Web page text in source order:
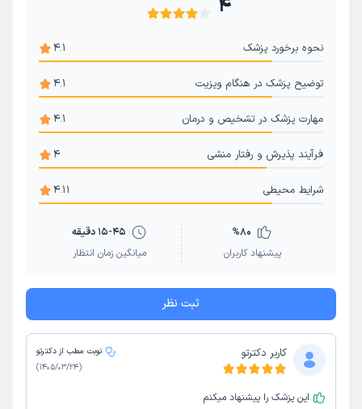
4
نحوه برخورد پزشک 4.1
توضیح پزشک در هنگام ویزیت 4.1
مهارت پزشک در تشخیص و درمان 4.1
فرآیند پذیرش و رفتار منشی 4
شرایط محیطی 4.11
%80
پیشنهاد کاربران
15-45 دقیقه
میانگین زمان انتظار
ثبت نظر
کاربر دکترتو
نوبت مطب از دکترتو
(
1405/03/24
)
این پزشک را پیشنهاد میکنم